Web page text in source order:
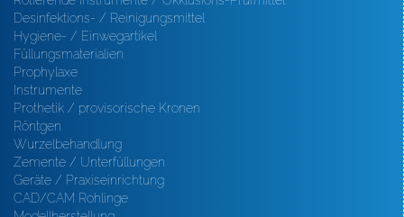
Desinfektions- / Reinigungsmittel
Hygiene- / Einwegartikel
Füllungsmaterialien
Prophylaxe
Instrumente
Prothetik / provisorische Kronen
Röntgen
Wurzelbehandlung
Zemente / Unterfüllungen
Geräte / Praxiseinrichtung
CAD/CAM Rohlinge